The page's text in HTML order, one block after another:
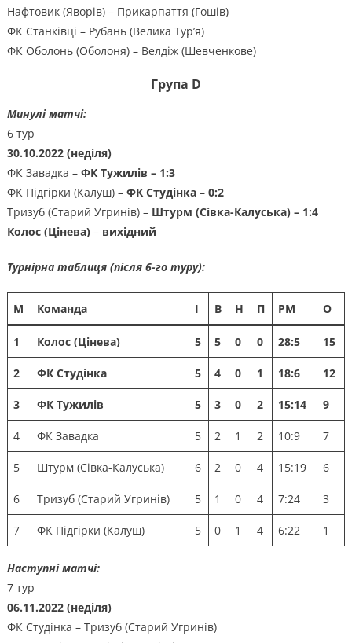
Нафтовик (Яворів) – Прикарпаття (Гошів)
ФК Станківці – Рубань (Велика Тур’я)
ФК Оболонь (Оболоня) – Велдіж (Шевченкове)
Група D
Минулі матчі:
6 тур
30.10.2022 (неділя)
ФК Завадка – ФК Тужилів – 1:3
ФК Підгірки (Калуш) – ФК Студінка – 0:2
Тризуб (Старий Угринів) – Штурм (Сівка-Калуська) – 1:4
Колос (Цінева)– вихідний
Турнірна таблиця (після 6-го туру):
М Команда І В Н П РМ О
1 Колос (Цінева) 5 5 0 0 28:5 15
2 ФК Студінка 5 4 0 1 18:6 12
3 ФК Тужилів 5 3 0 2 15:14 9
4 ФК Завадка 5 2 1 2 10:9 7
5 Штурм (Сівка-Калуська) 6 2 0 4 15:19 6
6 Тризуб (Старий Угринів) 5 1 0 4 7:24 3
7 ФК Підгірки (Калуш) 5 0 1 4 6:22 1
Наступні матчі:
7 тур
06.11.2022 (неділя)
ФК Студінка – Тризуб (Старий Угринів)